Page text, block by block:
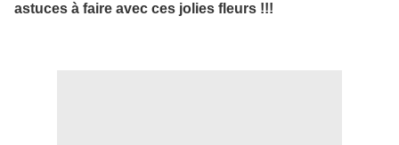
astuces à faire avec ces jolies fleurs !!!